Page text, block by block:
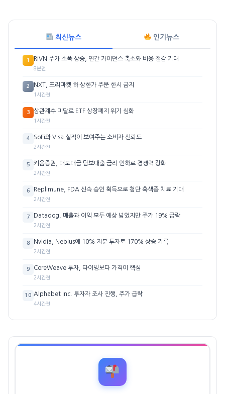
최신뉴스 인기뉴스
1 RIVN 주가 소폭 상승, 연간 가이던스 축소와 비용 절감 기대
8분전
2 NXT, 프리마켓 하·상한가 주문 한시 금지
1시간전
3 상관계수 미달로 ETF 상장폐지 위기 심화
1시간전
4 SoFi와 Visa 실적이 보여주는 소비자 신뢰도
2시간전
5 키움증권, 매도대금 담보대출 금리 인하로 경쟁력 강화
2시간전
6 Replimune, FDA 신속 승인 획득으로 첨단 흑색종 치료 기대
2시간전
7 Datadog, 매출과 이익 모두 예상 넘었지만 주가 19% 급락
2시간전
8 Nvidia, Nebius에 10% 지분 투자로 170% 상승 기록
2시간전
9 CoreWeave 투자, 타이밍보다 가격이 핵심
2시간전
10 Alphabet Inc. 투자자 조사 진행, 주가 급락
4시간전